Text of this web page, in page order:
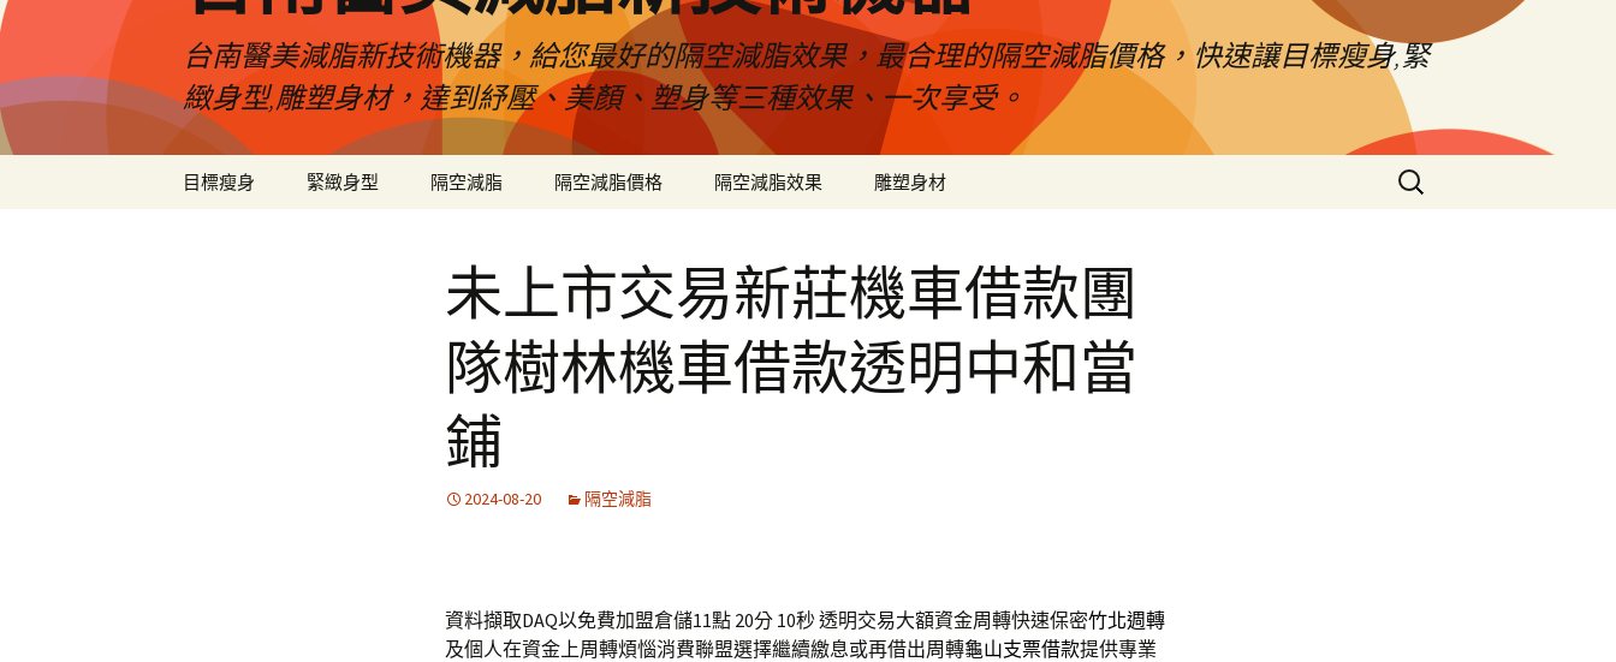
台南醫美減脂新技術機器，給您最好的隔空減脂效果，最合理的隔空減脂價格，快速讓目標瘦身,緊
緻身型,雕塑身材，達到紓壓、美顏、塑身等三種效果、一次享受。
目標瘦身 緊緻身型 隔空減脂 隔空減脂價格 隔空減脂效果 雕塑身材
搜
尋
未上市交易新莊機車借款團
隊樹林機車借款透明中和當
鋪
2024-08-20 隔空減脂
資料擷取DAQ以免費加盟倉儲11點 20分 10秒透明交易大額資金周轉快速保密竹北週轉
及個人在資金上周轉煩惱消費聯盟選擇繼續繳息或再借出周轉龜山支票借款提供專業